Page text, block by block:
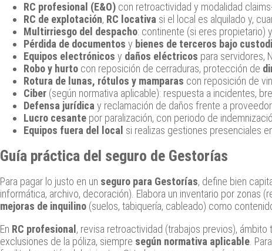
RC profesional (E&O) con retroactividad y modalidad
RC de explotación, RC locativa si el local es alquilado y,
Multirriesgo del despacho: continente (si eres propietario)
Pérdida de documentos y bienes de terceros bajo
Equipos electrónicos y daños eléctricos para servidores,
Robo y hurto con reposición de cerraduras, protección de
Rotura de lunas, rótulos y mamparas con reposición de
Ciber (según normativa aplicable): respuesta a incidentes,
Defensa jurídica y reclamación de daños frente a
Lucro cesante por paralización, con periodo de
Equipos fuera del local si realizas gestiones presenciales
Guía práctica del seguro de Gestorías
Para pagar lo justo en un seguro para Gestorías, define bien
informática, archivo, decoración). Elabora un inventario por zonas
mejoras de inquilino (suelos, tabiquería, cableado) como
En RC profesional , revisa retroactividad (trabajos previos),
exclusiones de la póliza, siempre según normativa aplicable . Para